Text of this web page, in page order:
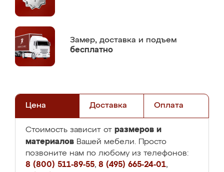
Замер, доставка и подъем
бесплатно
Цена Доставка Оплата
Стоимость зависит от размеров и
материалов Вашей мебели. Просто
позвоните нам по любому из телефонов:
8 (800) 511-89-55, 8 (495) 665-24-01,